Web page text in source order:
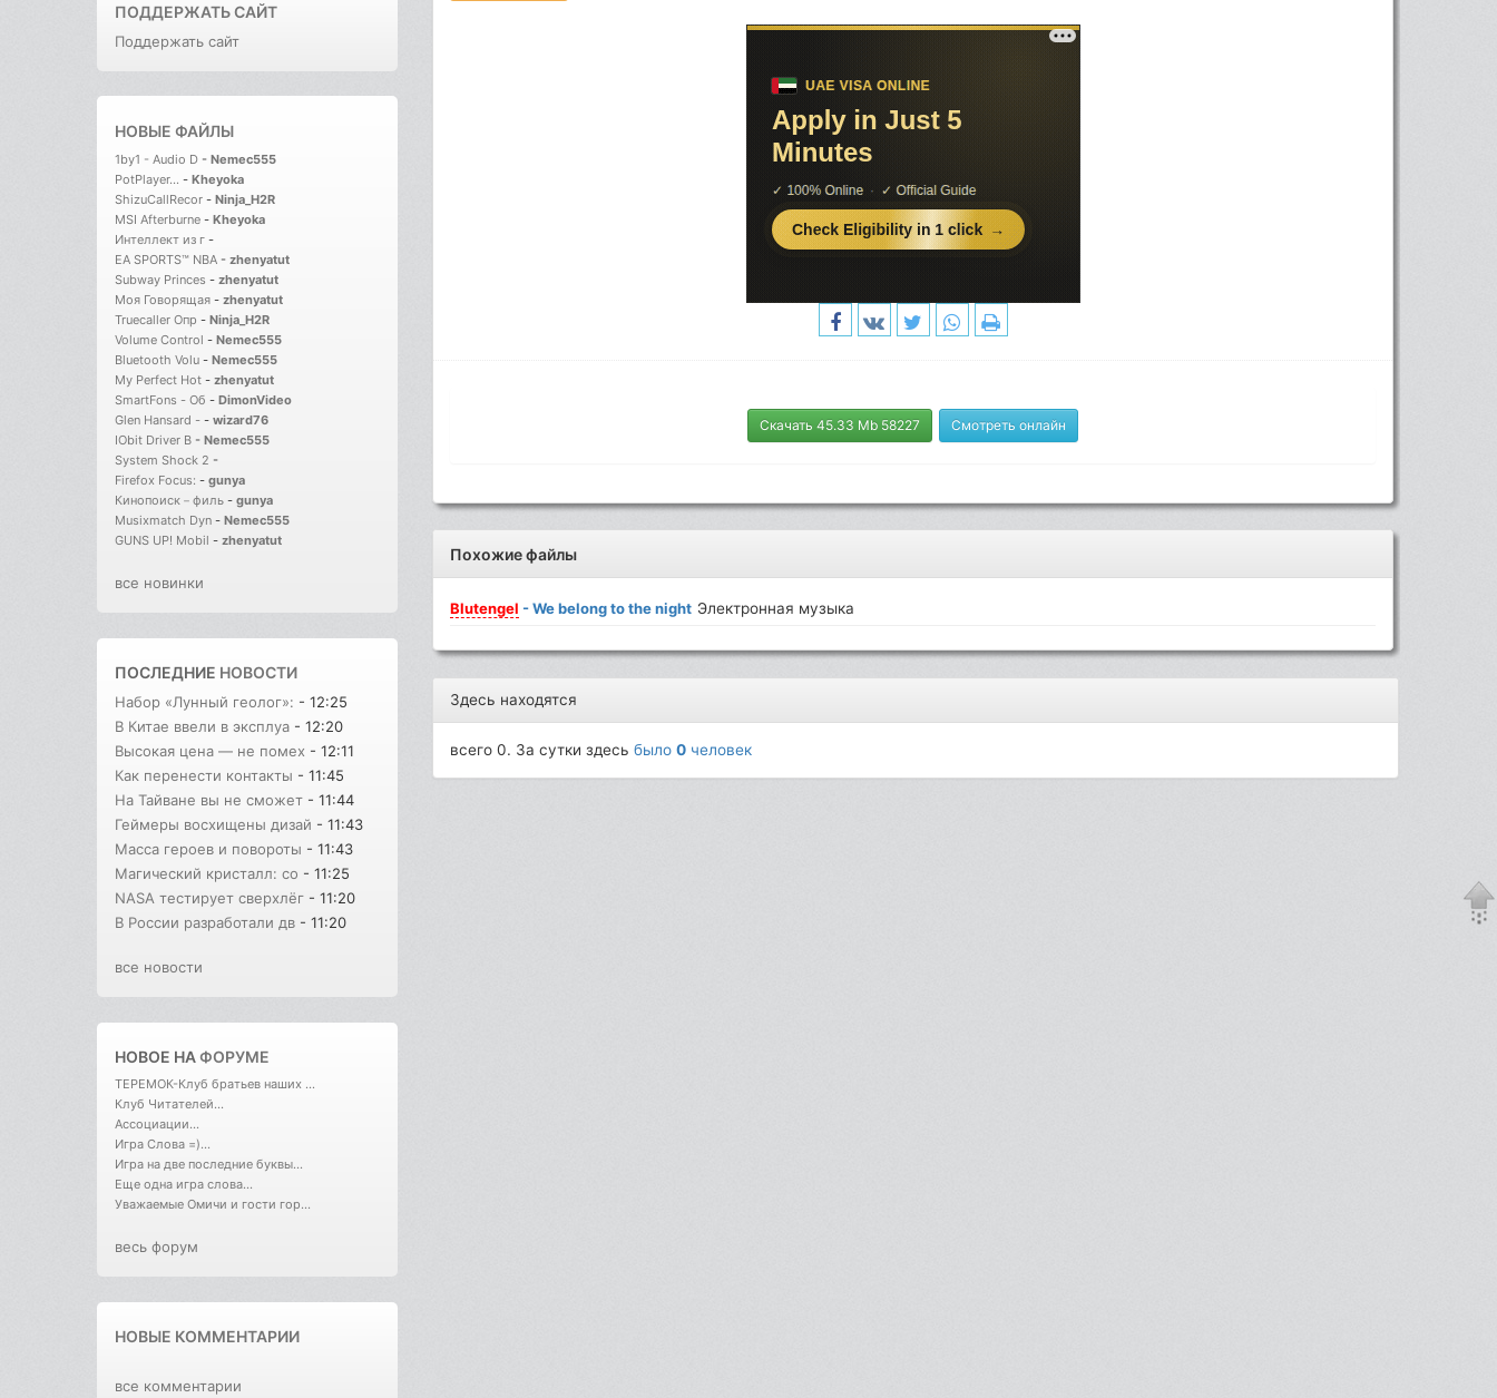
ПОДДЕРЖАТЬ САЙТ
Поддержать сайт
НОВЫЕ ФАЙЛЫ
1by1 - Audio D - Nemec555
PotPlayer... - Kheyoka
ShizuCallRecor - Ninja_H2R
MSI Afterburne - Kheyoka
Интеллект из г -
EA SPORTS™ NBA - zhenyatut
Subway Princes - zhenyatut
Моя Говорящая - zhenyatut
Truecaller Опр - Ninja_H2R
Volume Control - Nemec555
Bluetooth Volu - Nemec555
My Perfect Hot - zhenyatut
SmartFons - Об - DimonVideo
Glen Hansard - - wizard76
IObit Driver B - Nemec555
System Shock 2 -
Firefox Focus: - gunya
Кинопоиск－филь - gunya
Musixmatch Dyn - Nemec555
GUNS UP! Mobil - zhenyatut
все новинки
ПОСЛЕДНИЕ НОВОСТИ
Набор «Лунный геолог»: - 12:25
В Китае ввели в эксплуа - 12:20
Высокая цена — не помех - 12:11
Как перенести контакты - 11:45
На Тайване вы не сможет - 11:44
Геймеры восхищены дизай - 11:43
Масса героев и повороты - 11:43
Магический кристалл: со - 11:25
NASA тестирует сверхлёг - 11:20
В России разработали дв - 11:20
все новости
НОВОЕ НАФОРУМЕ
ТЕРЕМОК-Клуб братьев наших ...
Клуб Читателей...
Ассоциации...
Игра Слова =)...
Игра на две последние буквы...
Еще одна игра слова...
Уважаемые Омичи и гости гор...
весь форум
НОВЫЕ КОММЕНТАРИИ
все комментарии
Скачать 45.33 Mb 58227 Смотреть онлайн
Похожие файлы
Blutengel - We belong to the night Электронная музыка
Здесь находятся
всего 0. За сутки здесьбыло0 человек